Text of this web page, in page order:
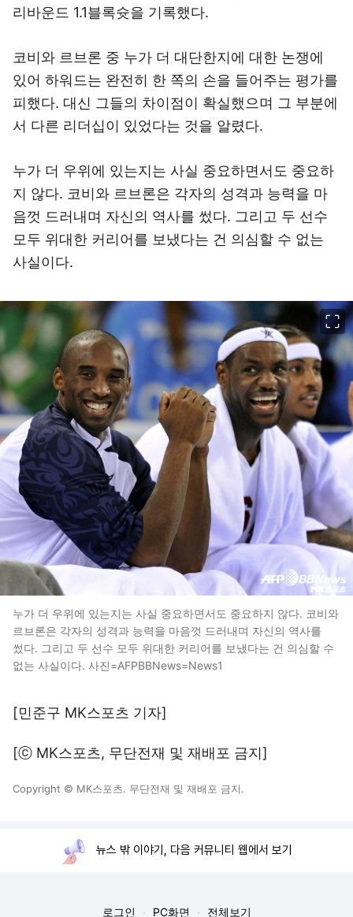
리바운드 1.1블록슛을 기록했다.
코비와 르브론 중 누가 더 대단한지에 대한 논쟁에
있어 하워드는 완전히 한 쪽의 손을 들어주는 평가를
피했다. 대신 그들의 차이점이 확실했으며 그 부분에
서 다른 리더십이 있었다는 것을 알렸다.
누가 더 우위에 있는지는 사실 중요하면서도 중요하
지 않다. 코비와 르브론은 각자의 성격과 능력을 마
음껏 드러내며 자신의 역사를 썼다. 그리고 두 선수
모두 위대한 커리어를 보냈다는 건 의심할 수 없는
사실이다.
누가 더 우위에 있는지는 사실 중요하면서도 중요하지 않다. 코비와
르브론은 각자의 성격과 능력을 마음껏 드러내며 자신의 역사를
썼다. 그리고 두 선수 모두 위대한 커리어를 보냈다는 건 의심할 수
없는 사실이다. 사진=AFPBBNews=News1
[민준구 MK스포츠 기자]
[ⓒ MK스포츠, 무단전재 및 재배포 금지]
Copyright © MK스포츠. 무단전재 및 재배포 금지.
뉴스 밖 이야기, 다음 커뮤니티 웹에서 보기
로그인 PC화면 전체보기